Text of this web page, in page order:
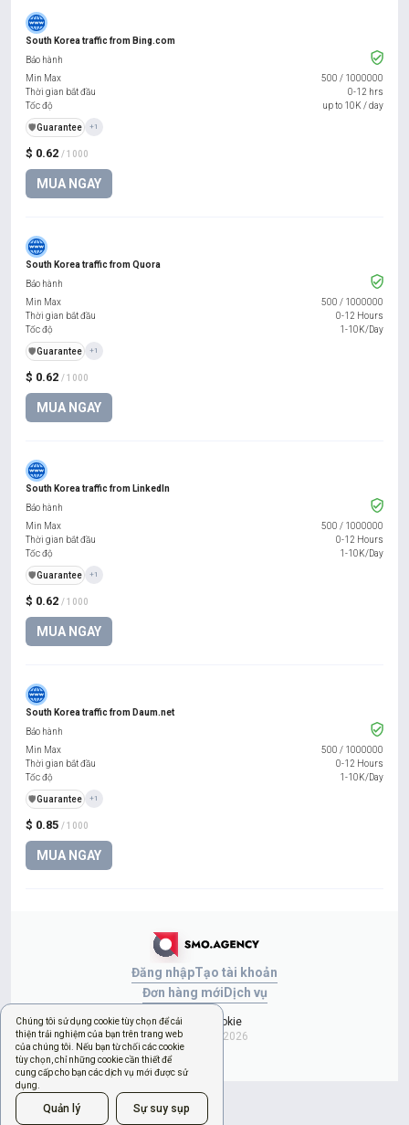
Chúng tôi sử dụng cookie tùy chọn để cải
thiện trải nghiệm của bạn trên trang web
của chúng tôi. Nếu bạn từ chối các cookie
tùy chọn, chỉ những cookie cần thiết để
cung cấp cho bạn các dịch vụ mới được sử
dụng.
Quản lý Sự suy sụp
South Korea traffic from Bing.com
$ 0.62 / 1000
MUA NGAY
Bảo hành
Min Max
500 / 1000000
Thời gian bắt đầu
0-12 hrs
Tốc độ
up to 10K / day
️🛡️Guarantee +1
South Korea traffic from Quora
$ 0.62 / 1000
MUA NGAY
Bảo hành
Min Max
500 / 1000000
Thời gian bắt đầu
0-12 Hours
Tốc độ
1-10K/Day
️🛡️Guarantee +1
South Korea traffic from LinkedIn
$ 0.62 / 1000
MUA NGAY
Bảo hành
Min Max
500 / 1000000
Thời gian bắt đầu
0-12 Hours
Tốc độ
1-10K/Day
️🛡️Guarantee +1
South Korea traffic from Daum.net
$ 0.85 / 1000
MUA NGAY
Bảo hành
Min Max
500 / 1000000
Thời gian bắt đầu
0-12 Hours
Tốc độ
1-10K/Day
️🛡️Guarantee +1
Đăng nhậpTạo tài khoản
Đơn hàng mới Dịch vụ
Quản lý cookie
Copyright © 2026